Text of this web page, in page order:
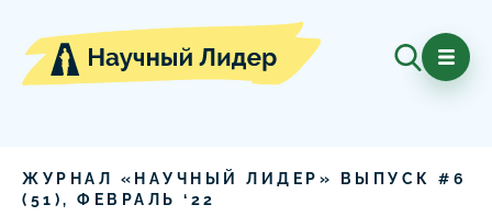
ЖУРНАЛ «НАУЧНЫЙ ЛИДЕР» ВЫПУСК # 6
( 51 ), ФЕВРАЛЬ ‘ 22